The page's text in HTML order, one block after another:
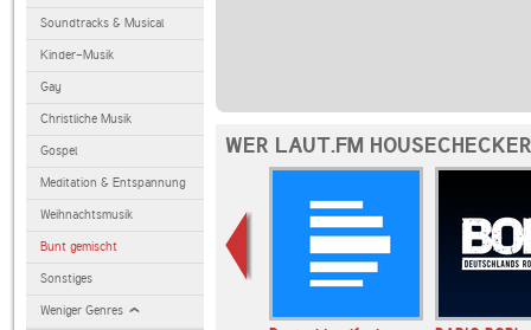
Soundtracks & Musical
Kinder-Musik
Gay
Christliche Musik
Gospel
Meditation & Entspannung
Weihnachtsmusik
Bunt gemischt
Sonstiges
Weniger Genres
WER LAUT.FM